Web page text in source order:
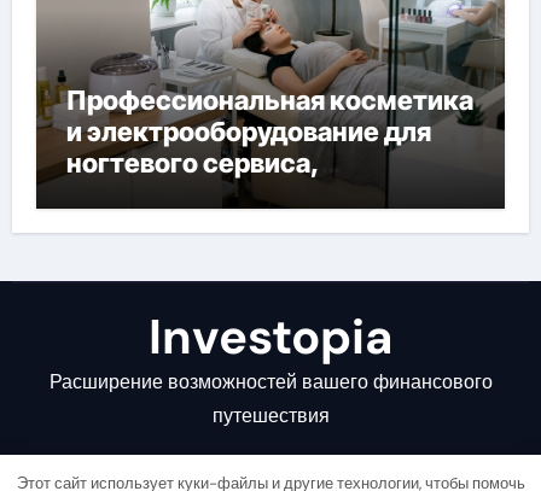
Профессиональная косметика
и электрооборудование для
ногтевого сервиса,
наращивания ресниц и
депиляции
Investopia
Расширение возможностей вашего финансового
путешествия
Этот сайт использует куки-файлы и другие технологии, чтобы помочь